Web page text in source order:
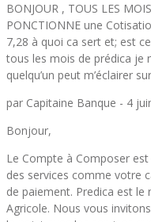
BONJOUR , TOUS LES
PONCTIONNE une
7,28 à quoi ca sert et; est
tous les mois de prédica je
quelqu’un peut m’éclairer
par Capitaine Banque - 4
Bonjour,
Le Compte à Composer
des services comme votre
de paiement. Predica est le
Agricole. Nous vous